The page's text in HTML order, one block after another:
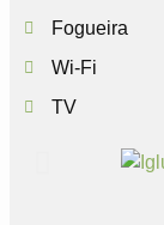
Fogueira
Wi-Fi
TV